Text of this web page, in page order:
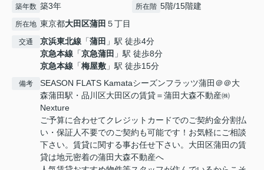
築年数 築3年 所在階 5階/15階建
所在地 東京都大田区蒲田 ５丁目
交通 京浜東北線 「蒲田 」駅 徒歩4分
京急本線 「京急蒲田 」駅 徒歩8分
京急本線 「梅屋敷 」駅 徒歩15分
備考
SEASON FLATS Kamataシーズンフラッツ蒲田＠＠大
森蒲田駅・品川区大田区の賃貸＝蒲田大森不動産㈱
Nexture
ご予算に合わせてクレジットカードでのご契約金分割払
い・保証人不要でのご契約も可能です！お気軽にご相談
下さい。賃貸に関する事お任せ下さい。大田区蒲田の賃
貸は地元密着の蒲田大森不動産へ